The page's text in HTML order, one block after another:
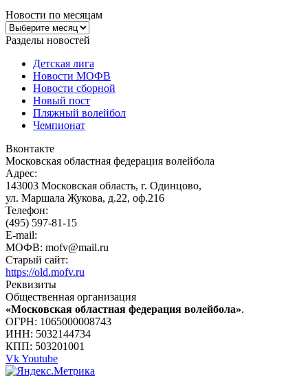
Новости по месяцам
Новости
по
Разделы новостей
Детская лига
Новости МОФВ
Новости сборной
Новый пост
Пляжный волейбол
Чемпионат
Вконтакте
Московская областная федерация волейбола
Адрес:
143003 Московская область, г. Одинцово,
ул. Маршала Жукова, д.22, оф.216
Телефон:
(495) 597-81-15
E-mail:
МОФВ: mofv@mail.ru
Старый сайт:
https://old.mofv.ru
Реквизиты
Общественная организация
«Московская областная федерация волейбола».
ОГРН: 1065000008743
ИНН: 5032144734
КПП: 503201001
VkYoutube